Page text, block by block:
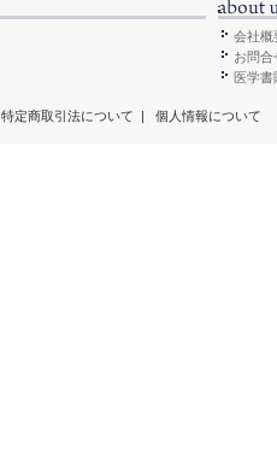
会社概
お問合
医学
特定商取引法について 個人情報について